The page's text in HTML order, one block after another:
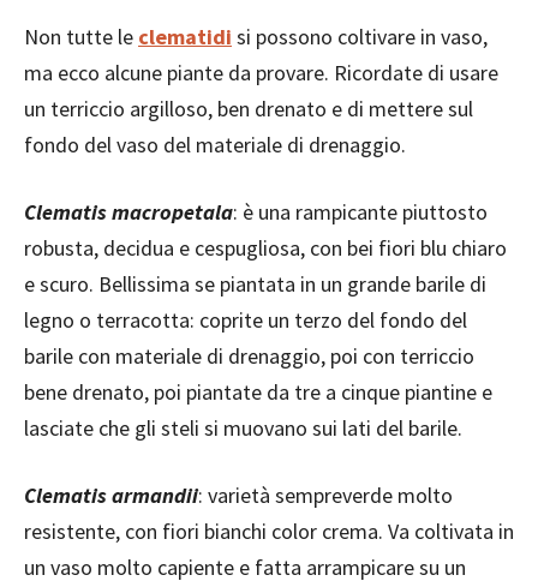
Non tutte le clematidi si possono coltivare in vaso,
ma ecco alcune piante da provare. Ricordate di usare
un terriccio argilloso, ben drenato e di mettere sul
fondo del vaso del materiale di drenaggio.
Clematis macropetala: è una rampicante piuttosto
robusta, decidua e cespugliosa, con bei fiori blu chiaro
e scuro. Bellissima se piantata in un grande barile di
legno o terracotta: coprite un terzo del fondo del
barile con materiale di drenaggio, poi con terriccio
bene drenato, poi piantate da tre a cinque piantine e
lasciate che gli steli si muovano sui lati del barile.
Clematis armandii: varietà sempreverde molto
resistente, con fiori bianchi color crema. Va coltivata in
un vaso molto capiente e fatta arrampicare su un